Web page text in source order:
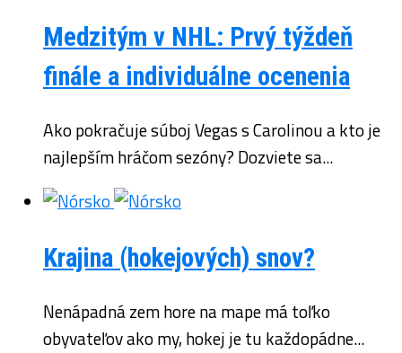
Medzitým v NHL: Prvý týždeň
finále a individuálne ocenenia
Ako pokračuje súboj Vegas s Carolinou a kto je
najlepším hráčom sezóny? Dozviete sa...
Krajina (hokejových) snov?
Nenápadná zem hore na mape má toľko
obyvateľov ako my, hokej je tu každopádne...